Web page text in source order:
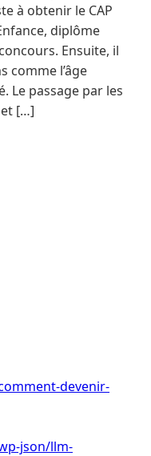
à obtenir le CAP
diplôme
Ensuite, il
comme l’âge
Le passage par les
[…]
devenir-
json/llm-